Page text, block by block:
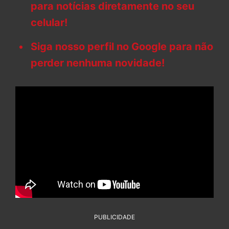
para notícias diretamente no seu
celular!
Siga nosso perfil no Google para não
perder nenhuma novidade!
PUBLICIDADE